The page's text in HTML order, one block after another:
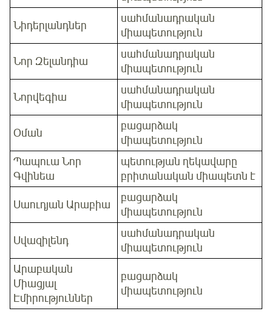
Նիդերլանդներ
սահմանադրական
միապետություն
Նոր Զելանդիա
սահմանադրական
միապետություն
Նորվեգիա
սահմանադրական
միապետություն
Օման
բացարձակ
միապետություն
Պապուա Նոր
Գվինեա
պետության ղեկավարը
բրիտանական միապետն է
Սաուդյան Արաբիա
բացարձակ
միապետություն
Սվազիլենդ
սահմանադրական
միապետություն
Արաբական
Միացյալ
Էմիրություններ
բացարձակ
միապետություն